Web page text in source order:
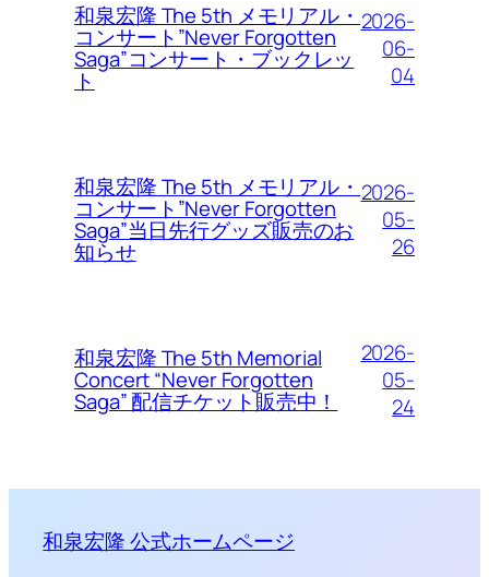
和泉宏隆 The 5th メモリアル・
コンサート”Never Forgotten
Saga”コンサート・ブックレッ
ト
2026-
06-
04
和泉宏隆 The 5th メモリアル・
コンサート”Never Forgotten
Saga”当日先行グッズ販売のお
知らせ
2026-
05-
26
和泉宏隆 The 5th Memorial
Concert “Never Forgotten
Saga” 配信チケット販売中！
2026-
05-
24
和泉宏隆 公式ホームページ